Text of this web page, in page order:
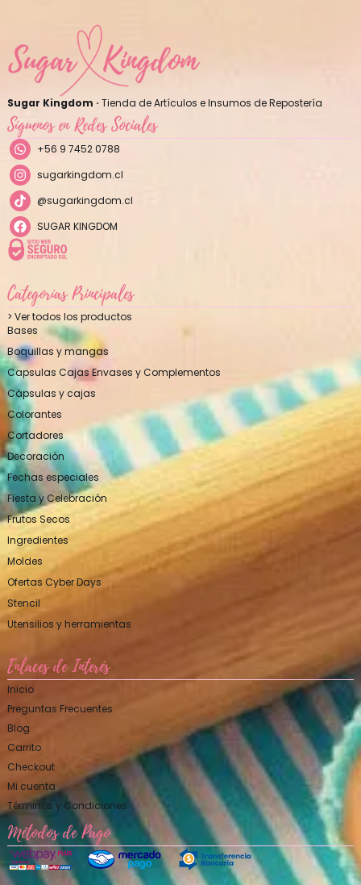
Sugar Kingdom · Tienda de Artículos e Insumos de Repostería
Síguenos en Redes Sociales
+56 9 7452 0788
sugarkingdom.cl
@sugarkingdom.cl
SUGAR KINGDOM
Categorías Principales
> Ver todos los productos
Bases
Boquillas y mangas
Capsulas Cajas Envases y Complementos
Cápsulas y cajas
Colorantes
Cortadores
Decoración
Fechas especiales
Fiesta y Celebración
Frutos Secos
Ingredientes
Moldes
Ofertas Cyber Days
Stencil
Utensilios y herramientas
Enlaces de Interés
Inicio
Preguntas Frecuentes
Blog
Carrito
Checkout
Mi cuenta
Términos y Condiciones
Métodos de Pago